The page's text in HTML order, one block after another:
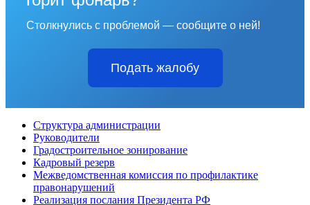
Столкнулись с проблемой — сообщите о ней!
Подать жалобу
Структура администрации
Руководители
Градостроительное зонирование
Кадровый резерв
Межведомственная комиссия по профилактике
правонарушений
Реализация послания Президента РФ